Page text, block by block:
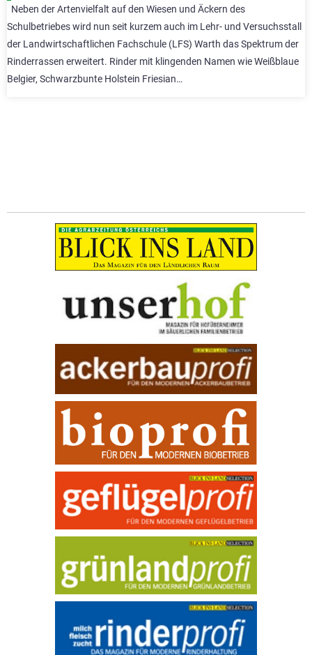
Neben der Artenvielfalt auf den Wiesen und Äckern des
Schulbetriebes wird nun seit kurzem auch im Lehr- und Versuchsstall
der Landwirtschaftlichen Fachschule (LFS) Warth das Spektrum der
Rinderrassen erweitert. Rinder mit klingenden Namen wie Weißblaue
Belgier, Schwarzbunte Holstein Friesian…